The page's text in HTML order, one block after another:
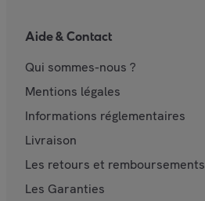
Aide & Contact
Qui sommes-nous ?
Mentions légales
Informations réglementaires
Livraison
Les retours et remboursements
Les Garanties